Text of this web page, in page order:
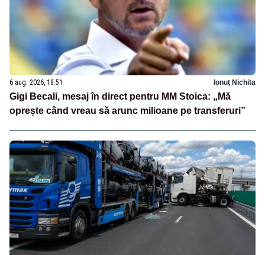
6 aug. 2026, 18:51 Ionuț Nichita
Gigi Becali, mesaj în direct pentru MM Stoica: „Mă
oprește când vreau să arunc milioane pe transferuri”